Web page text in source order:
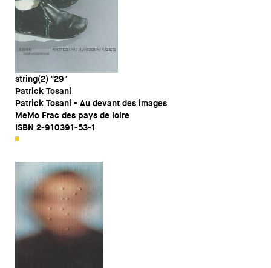
string(2) "29"
Patrick Tosani
Patrick Tosani - Au devant des images
MeMo Frac des pays de loire
ISBN 2-910391-53-1